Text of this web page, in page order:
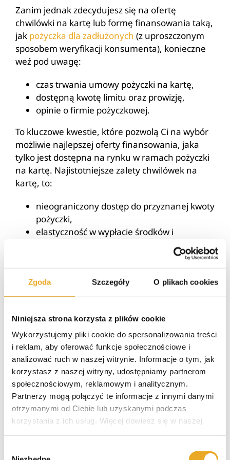
Zgoda Szczegóły O plikach cookies
Niniejsza strona korzysta z plików cookie
Wykorzystujemy pliki cookie do spersonalizowania treści
i reklam, aby oferować funkcje społecznościowe i
analizować ruch w naszej witrynie. Informacje o tym, jak
korzystasz z naszej witryny, udostępniamy partnerom
społecznościowym, reklamowym i analitycznym.
Partnerzy mogą połączyć te informacje z innymi danymi
otrzymanymi od Ciebie lub uzyskanymi podczas
korzystania z ich usług. Więcej dowiesz się w naszej
Zanim jednak zdecydujesz się na ofertę
chwilówki na kartę lub formę finansowania taką,
jak pożyczka dla zadłużonych (z uproszczonym
sposobem weryfikacji konsumenta), konieczne
weź pod uwagę:
czas trwania umowy pożyczki na kartę,
dostępną kwotę limitu oraz prowizję,
opinie o firmie pożyczkowej.
To kluczowe kwestie, które pozwolą Ci na wybór
możliwie najlepszej oferty finansowania, jaka
tylko jest dostępna na rynku w ramach pożyczki
na kartę. Najistotniejsze zalety chwilówek na
kartę, to:
nieograniczony dostęp do przyznanej kwoty
pożyczki,
elastyczność w wypłacie środków i
maksymalny poziom bezpieczeństwa.
Gdzie szukać najlepszych
Chcesz znaleźć jak najlepsze oferty
finansowania w postaci chwilówek na kartę?
Znajdziesz je przede wszystkim bezpośrednio na
stronach internetowych firm pożyczkowych lub
poprzez wyszukiwarki online ofert finansowania
pozabankowego. Możesz też udać się do
stacjonarnego biura eksperta kredytowego i
poprosić o przedstawienie i omówienie ofert
poszukiwanie najlepszej formy finansowania